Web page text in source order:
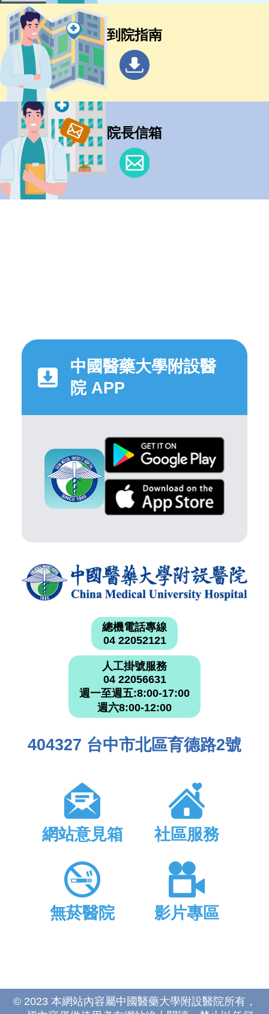
到院指南
院長信箱
中國醫藥大學附設醫
院 APP
總機電話專線
04 22052121
人工掛號服務
04 22056631
週一至週五:8:00-17:00
週六8:00-12:00
404327 台中市北區育德路2號
網站意見箱 社區服務
無菸醫院 影片專區
© 2023 本網站內容屬中國醫藥大學附設醫院所有，